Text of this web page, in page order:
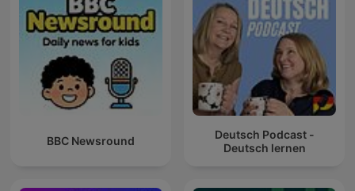
BBC Newsround
Deutsch Podcast -
Deutsch lernen